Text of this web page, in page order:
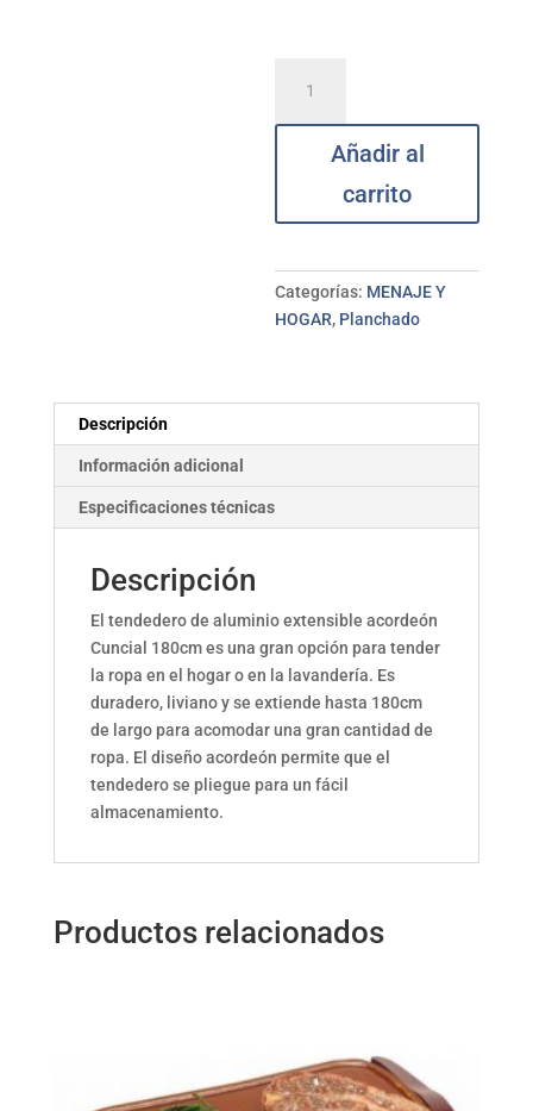
pared
extensible
aluminioAñadir al
carrito
Categorías: MENAJE Y
HOGAR, Planchado
Descripción
Información adicional
Especificaciones técnicas
Descripción
El tendedero de aluminio extensible acordeón
Cuncial 180cm es una gran opción para tender
la ropa en el hogar o en la lavandería. Es
duradero, liviano y se extiende hasta 180cm
de largo para acomodar una gran cantidad de
ropa. El diseño acordeón permite que el
tendedero se pliegue para un fácil
almacenamiento.
Productos relacionados